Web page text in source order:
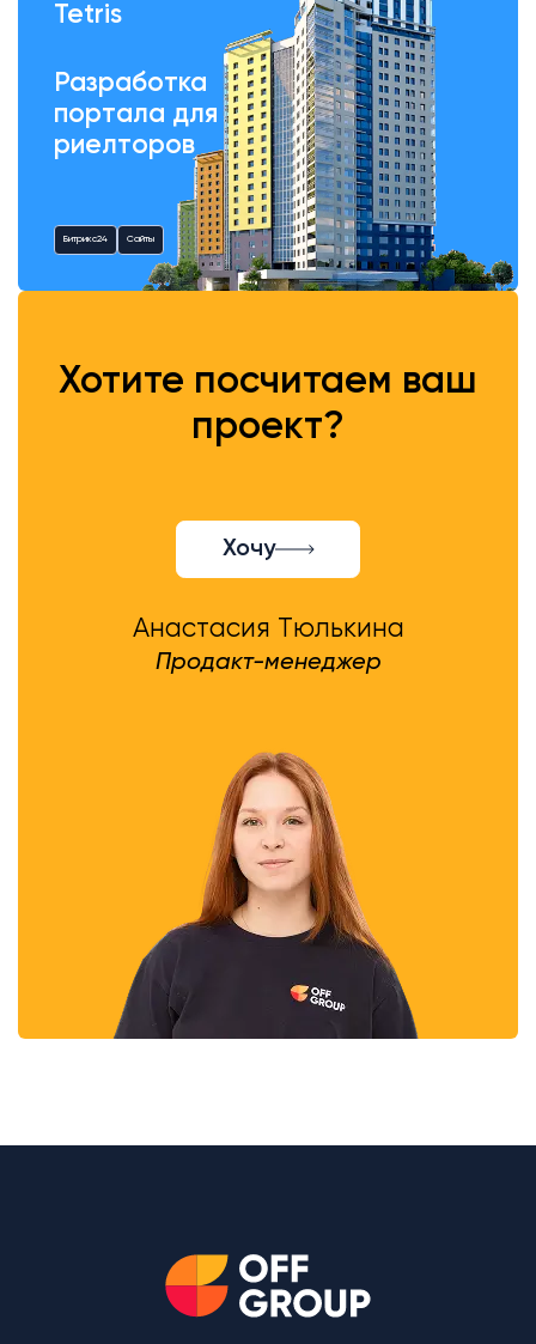
Tetris
Разработка
портала для
риелторов
Битрикс24 Сайты
Хотите посчитаем ваш
проект?
Хочу
Анастасия Тюлькина
Продакт-менеджер